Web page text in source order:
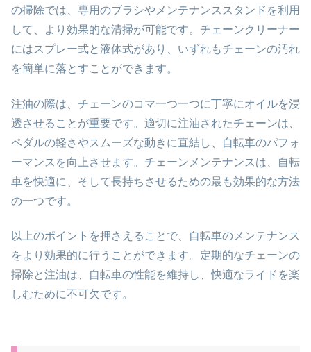
の掃除では、専用のブラシやメンテナンススタンドを利用
して、より効果的な清掃が可能です。チェーンクリーナー
にはスプレー式と液体式があり、いずれもチェーンの汚れ
を簡単に落とすことができます。
注油の際は、チェーンのコマ一つ一つに丁寧にオイルを浸
透させることが重要です。適切に注油されたチェーンは、
ペダルの軽さやスムーズな動きに直結し、自転車のパフォ
ーマンスを向上させます。チェーンメンテナンスは、自転
車を快適に、そして長持ちさせるための最も効果的な方法
の一つです。
以上のポイントを押さえることで、自転車のメンテナンス
をより効果的に行うことができます。定期的なチェーンの
掃除と注油は、自転車の性能を維持し、快適なライドを楽
しむために不可欠です。